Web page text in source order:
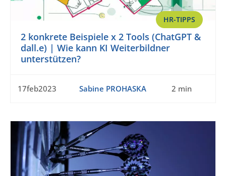
HR-TIPPS
2 konkrete Beispiele x 2 Tools (ChatGPT &
dall.e) | Wie kann KI Weiterbildner
unterstützen?
17feb2023 Sabine PROHASKA 2 min